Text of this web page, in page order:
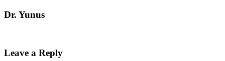
Dr. Yunus
Leave a Reply